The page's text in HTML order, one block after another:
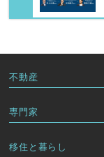
不動産
専門家
移住と暮らし